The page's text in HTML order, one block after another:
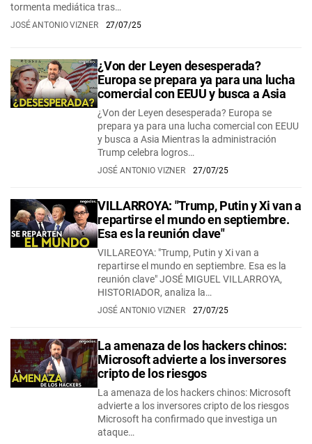
tormenta mediática tras…
JOSÉ ANTONIO VIZNER 27/07/25
¿Von der Leyen desesperada?
Europa se prepara ya para una lucha
comercial con EEUU y busca a Asia
¿Von der Leyen desesperada? Europa se
prepara ya para una lucha comercial con EEUU
y busca a Asia Mientras la administración
Trump celebra logros…
JOSÉ ANTONIO VIZNER 27/07/25
VILLARROYA: "Trump, Putin y Xi van a
repartirse el mundo en septiembre.
Esa es la reunión clave"
VILLAREOYA: "Trump, Putin y Xi van a
repartirse el mundo en septiembre. Esa es la
reunión clave" JOSÉ MIGUEL VILLARROYA,
HISTORIADOR, analiza la…
JOSÉ ANTONIO VIZNER 27/07/25
La amenaza de los hackers chinos:
Microsoft advierte a los inversores
cripto de los riesgos
La amenaza de los hackers chinos: Microsoft
advierte a los inversores cripto de los riesgos
Microsoft ha confirmado que investiga un
ataque…